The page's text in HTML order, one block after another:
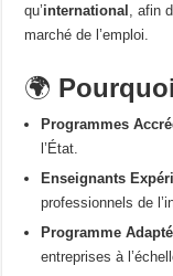
qu’international
, afin
marché de l’emploi.
🌍
Programmes
l’État.
Enseignants
professionnels de
Programme
entreprises à